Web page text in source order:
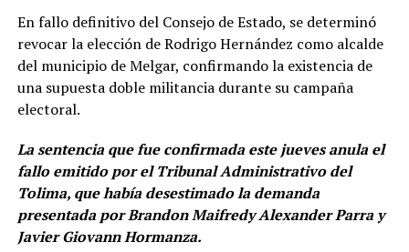
En fallo definitivo del Consejo de Estado, se determinó
revocar la elección de Rodrigo Hernández como alcalde
del municipio de Melgar, confirmando la existencia de
una supuesta doble militancia durante su campaña
electoral.
La sentencia que fue confirmada este jueves anula el
fallo emitido por el Tribunal Administrativo del
Tolima, que había desestimado la demanda
presentada por Brandon Maifredy Alexander Parra y
Javier Giovann Hormanza.